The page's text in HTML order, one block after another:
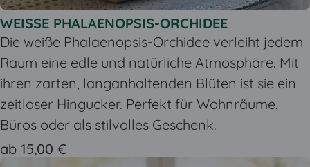
WEISSE PHALAENOPSIS-ORCHIDEE
Die weiße Phalaenopsis-Orchidee verleiht jedem
Raum eine edle und natürliche Atmosphäre. Mit
ihren zarten, langanhaltenden Blüten ist sie ein
zeitloser Hingucker. Perfekt für Wohnräume,
Büros oder als stilvolles Geschenk.
ab 15,00 €